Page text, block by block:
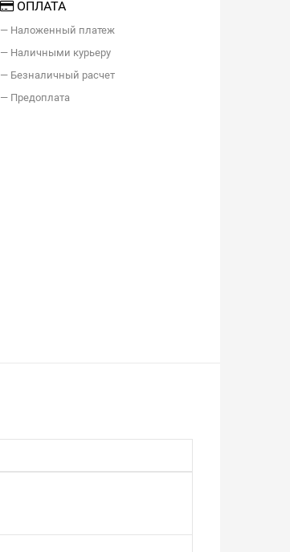
ОПЛАТА
— Наложенный платеж
— Наличными курьеру
— Безналичный расчет
— Предоплата